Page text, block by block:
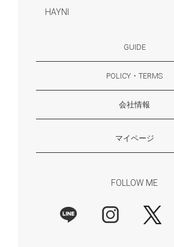
HAYNI
GUIDE
よくあるご質問・お問合せ
お支払いについて
配送・送料について
ギフトサービスについて
一緒に働く？(HAYNI採用情報サ
for Foreigners (overseas
POLICY・TERMS
返品・交換について
プライバシーポリシー
特定商取引法に基づく表示
外部送信ポリシー
会社情報
大阪府大阪市淀川区十八条3-9-35
電話番号：06-6868-9671
※お電話でのお問合せ受付は行っ
メール：support@hayni.jp
お問い合わせはこちらからお願い
営業時間：10：00～15：00（金
定休日： 土・日・祝祭日
※土日祝祭日はお休みをいただきま
メールの返信は翌営業日となり
マイページ
FOLLOW ME